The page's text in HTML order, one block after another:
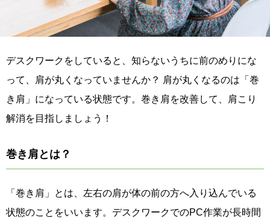
デスクワークをしていると、知らないうちに前のめりにな
って、肩が丸くなっていませんか？ 肩が丸くなるのは「巻
き肩」になっている状態です。巻き肩を改善して、肩こり
解消を目指しましょう！
巻き肩とは？
「巻き肩」とは、左右の肩が体の前の方へ入り込んでいる
状態のことをいいます。デスクワークでのPC作業が長時間